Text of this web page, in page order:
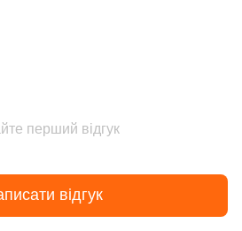
перший відгук
відгук